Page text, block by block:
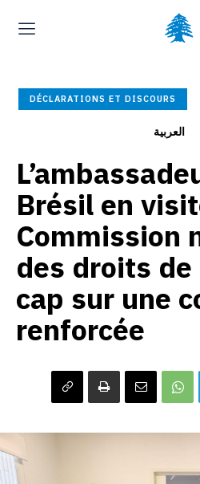
Page d’accueil À la une
العربية(Arabe) English(
DÉCLARATIONS ET DISCOURS
العربية
Brésil en
Commission
des droits de
cap sur une
renforcée